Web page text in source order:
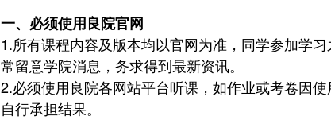
一、必须使用良院官网
1.所有课程内容及版本均以官网为准，同学参加学
常留意学院消息，务求得到最新资讯。
2.必须使用良院各网站平台听课，如作业或考卷因
自行承担结果。